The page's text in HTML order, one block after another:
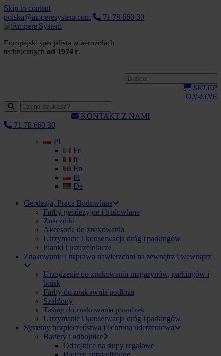
Skip to content
polska@amperesystem.com
71 78 660 30
Europejski specjalista w aerozolach
technicznych od 1974 r.
SKLEP
ON-LINE
KONTAKT Z NAMI
71 78 660 30
Pl
Fr
It
En
Pl
De
Geodezja, Prace Budowlane
Farby geodezyjne i budowlane
Znaczniki
Akcesoria do znakowania
Utrzymanie i konserwacja dróg i parkingów
Pianki i uszczelniacze
Znakowanie i naprawa nawierzchni na zewnątrz i wewnątrz
Urządzenie do znakowania magazynów, parkingów i
boisk
Farby do znakownia podłoża
Szablony
Taśmy do znakowania posadzek
Utrzymanie i konserwacja dróg i parkingów
Systemy bezpieczeństwa i ochrona uderzeniowa
Bariery i odbojnice
Odbojnice na słupy regałowe
Bariery antykolizyjne